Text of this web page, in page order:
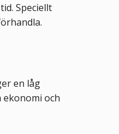
Speciellt
en låg
och